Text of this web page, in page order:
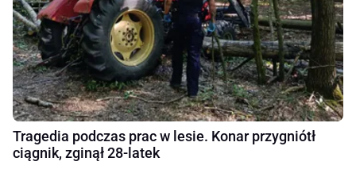
Tragedia podczas prac w lesie. Konar przygniótł
ciągnik, zginął 28-latek